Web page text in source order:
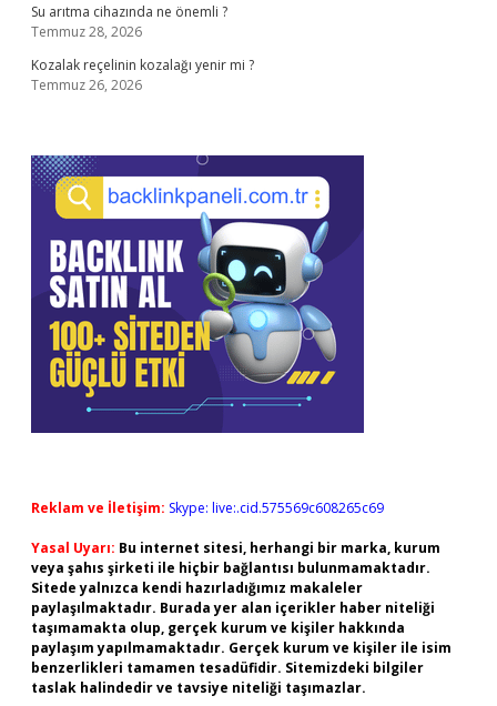
Su arıtma cihazında ne önemli ?
Temmuz 28, 2026
Kozalak reçelinin kozalağı yenir mi ?
Temmuz 26, 2026
Reklam ve İletişim: Skype: live:.cid.575569c608265c69
Yasal Uyarı: Bu internet sitesi, herhangi bir marka, kurum
veya şahıs şirketi ile hiçbir bağlantısı bulunmamaktadır.
Sitede yalnızca kendi hazırladığımız makaleler
paylaşılmaktadır. Burada yer alan içerikler haber niteliği
taşımamakta olup, gerçek kurum ve kişiler hakkında
paylaşım yapılmamaktadır. Gerçek kurum ve kişiler ile isim
benzerlikleri tamamen tesadüfidir. Sitemizdeki bilgiler
taslak halindedir ve tavsiye niteliği taşımazlar.